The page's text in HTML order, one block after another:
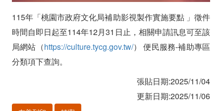
要
點
」
徵
115年「桃園市政府文化局補助影視製作實施要點 」徵件
時間自即日起至114年12月31日止，相關申請訊息可至該
局網站（https://culture.tycg.gov.tw/） 便民服務-補助專區
分類項下查詢。
張貼日期:2025/11/04
更新日期:2025/11/06